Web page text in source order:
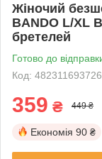
Жіночий
BANDO L/XL
бретелей
Готово до
Код:
359 ₴ 449 ₴
Економія 90 ₴